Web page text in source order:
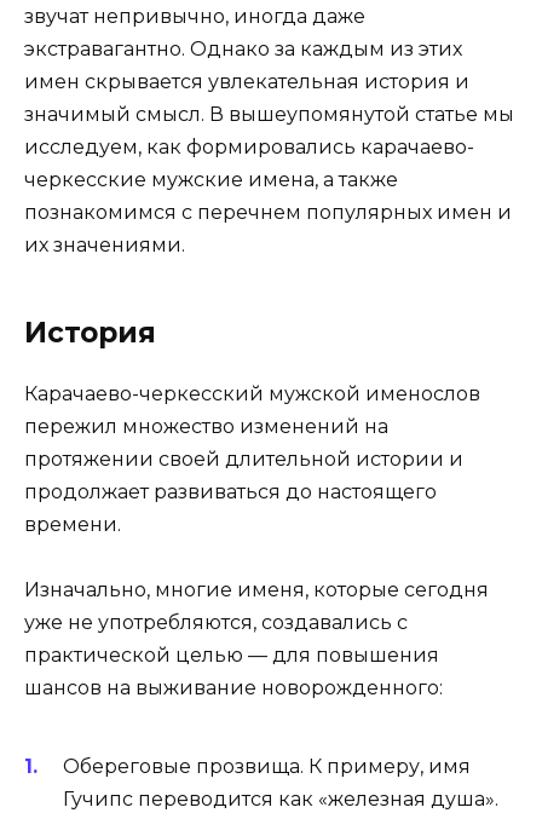
звучат непривычно, иногда даже
экстравагантно. Однако за каждым из этих
имен скрывается увлекательная история и
значимый смысл. В вышеупомянутой статье мы
исследуем, как формировались карачаево-
черкесские мужские имена, а также
познакомимся с перечнем популярных имен и
их значениями.
История
Карачаево-черкесский мужской именослов
пережил множество изменений на
протяжении своей длительной истории и
продолжает развиваться до настоящего
времени.
Изначально, многие именя, которые сегодня
уже не употребляются, создавались с
практической целью — для повышения
шансов на выживание новорожденного:
Обереговые прозвища. К примеру, имя
Гучипс переводится как «железная душа».